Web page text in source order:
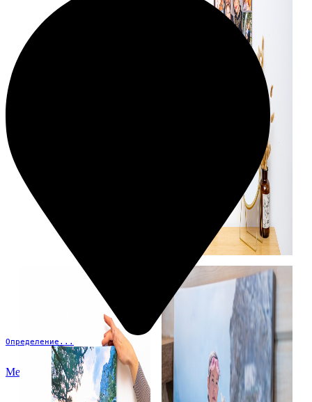
Определение...
Меню